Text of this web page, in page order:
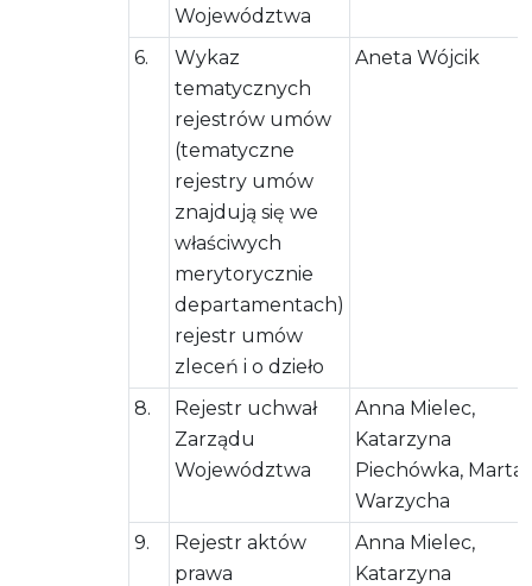
Województwa
6.
Wykaz
tematycznych
rejestrów umów
(tematyczne
rejestry umów
znajdują się we
właściwych
merytorycznie
departamentach)
rejestr umów
zleceń i o dzieło
Aneta Wójcik
8.
Rejestr uchwał
Zarządu
Województwa
Anna Mielec,
Katarzyna
Piechówka, Marta
Warzycha
9.
Rejestr aktów
prawa
Anna Mielec,
Katarzyna